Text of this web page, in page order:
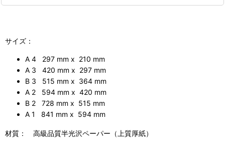
サイズ：
A 4 297 mm x 210 mm
A 3 420 mm x 297 mm
B 3 515 mm x 364 mm
A 2 594 mm x 420 mm
B 2 728 mm x 515 mm
A 1 841 mm x 594 mm
材質： 高級品質半光沢ペーパー（上質厚紙）